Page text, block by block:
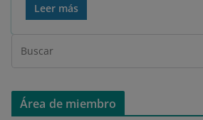
Leer más
Área de miembro